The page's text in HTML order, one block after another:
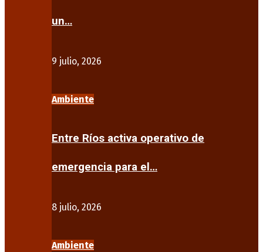
un…
9 julio, 2026
Ambiente
Entre Ríos activa operativo de
emergencia para el…
8 julio, 2026
Ambiente